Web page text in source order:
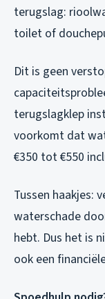
terugslag:
toilet of
Dit is geen
terugslagklep
voorkomt dat
€350 tot €550
Tussen haakjes:
waterschade
hebt. Dus het is
ook een